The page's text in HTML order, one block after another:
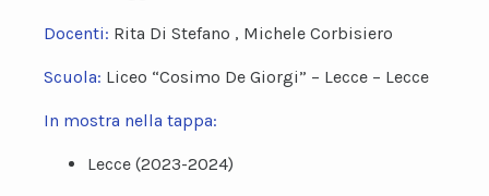
Docenti: Rita Di Stefano , Michele Corbisiero
Scuola: Liceo “Cosimo De Giorgi” – Lecce – Lecce
In mostra nella tappa:
Lecce (2023-2024)